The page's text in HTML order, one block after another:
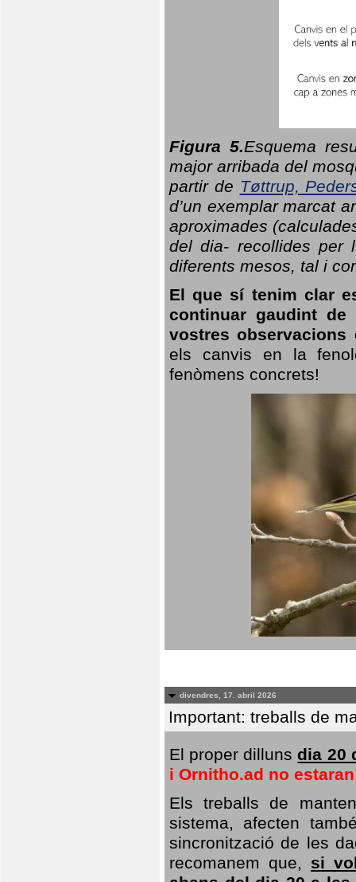
Figura 5.Esquema
major arribada del
partir de Tøttrup,
d’un exemplar marcat
aproximades
del dia- recollides per
diferents mesos, tal i
El que sí tenim clar
continuar gaudint
vostres
els canvis en la
fenòmens concrets!
divendres, 17. abril 2026
Important: treballs de
El proper dilluns dia 20
i Ornitho.ad no
Els treballs de
sistema, afecten
sincronització de les
recomanem que, si